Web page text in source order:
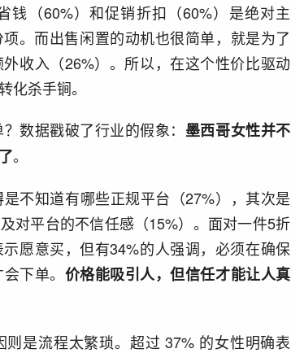
钱（60%）和促销折扣（60%）是绝对主
。而出售闲置的动机也很简单，就是为了
收入（26%）。所以，在这个性价比驱动
化杀手锏。
数据戳破了行业的假象： 墨西哥女性并不
。
不知道有哪些正规平台（27%），其次是
对平台的不信任感（15%）。面对一件5折
愿意买，但有34%的人强调，必须在确保
下单。 价格能吸引人，但信任才能让人真
则是流程太繁琐。超过 37% 的女性明确表